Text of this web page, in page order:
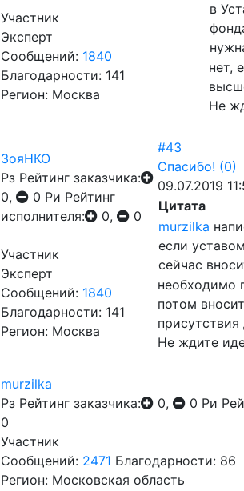
Участник
Эксперт
Сообщений: 1840
Благодарности: 141
Регион: Москва
в
нет,
Не
ЗояНКО
Рз Рейтинг заказчика:
0,
0 Ри Рейтинг
исполнителя:
0, 0
Участник
Эксперт
Сообщений: 1840
Благодарности: 141
Регион: Москва
#43
Спасибо! (0)
09.07.2019
Цитата
murzilka
если
сейчас
необходимо
потом
Не ждите
murzilka
Рз Рейтинг заказчика: 0, 0 Ри
0
Участник
Сообщений: 2471 Благодарности: 86
Регион: Московская область